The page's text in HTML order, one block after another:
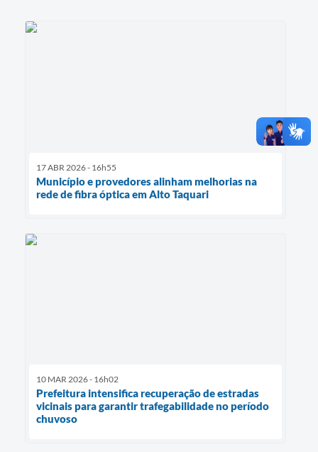
17 ABR 2026 - 16h55
Município e provedores alinham melhorias na
rede de fibra óptica em Alto Taquari
10 MAR 2026 - 16h02
Prefeitura intensifica recuperação de estradas
vicinais para garantir trafegabilidade no período
chuvoso